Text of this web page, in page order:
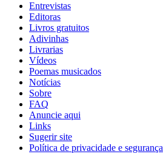
Entrevistas
Editoras
Livros gratuitos
Adivinhas
Livrarias
Vídeos
Poemas musicados
Notícias
Sobre
FAQ
Anuncie aqui
Links
Sugerir site
Política de privacidade e segurança